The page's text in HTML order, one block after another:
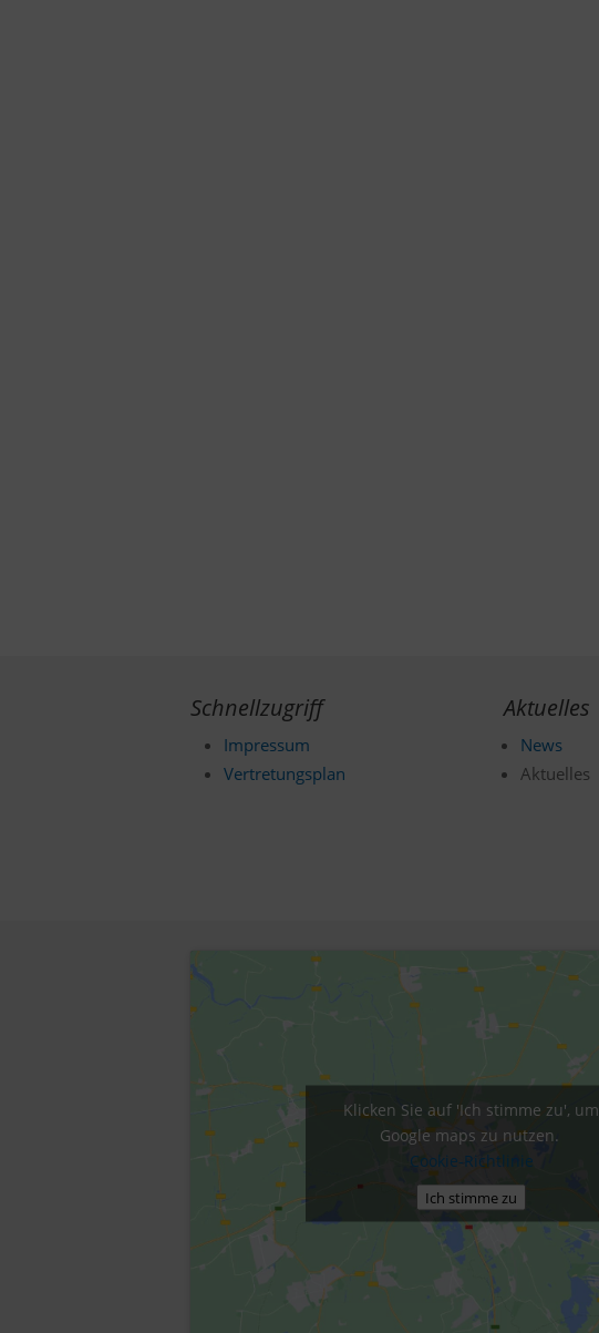
Schnellzugriff
Impressum
Vertretungsplan
Aktuelles
News
Aktuelles
Klicken Sie auf 'Ich stimme zu', um
Google maps zu nutzen.
Cookie-Richtlinie
Ich stimme zu